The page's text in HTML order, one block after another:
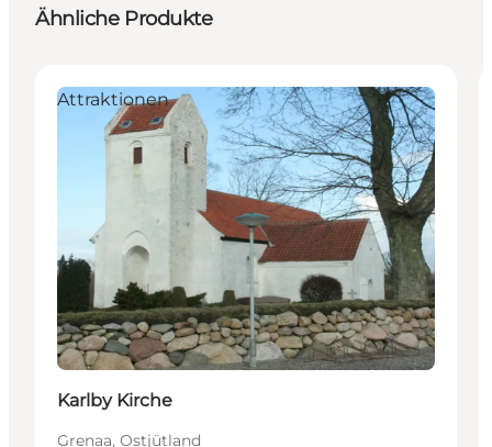
Ähnliche Produkte
Attraktionen
Karlby Kirche
Grenaa, Ostjütland